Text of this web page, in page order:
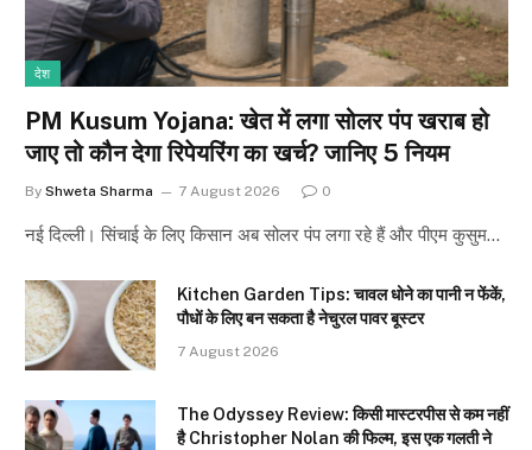
देश
PM Kusum Yojana: खेत में लगा सोलर पंप खराब हो
जाए तो कौन देगा रिपेयरिंग का खर्च? जानिए 5 नियम
By Shweta Sharma 7 August 2026 0
नई दिल्ली। सिंचाई के लिए किसान अब सोलर पंप लगा रहे हैं और पीएम कुसुम…
Kitchen Garden Tips: चावल धोने का पानी न फेंकें,
पौधों के लिए बन सकता है नेचुरल पावर बूस्टर
7 August 2026
The Odyssey Review: किसी मास्टरपीस से कम नहीं
है Christopher Nolan की फिल्म, इस एक गलती ने